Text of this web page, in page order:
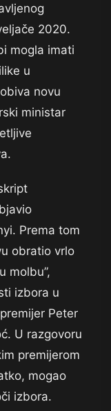
2020.
mogla imati
u
novu
ministar
Prema tom
obratio vrlo
molbu”,
izbora u
Peter
U razgovoru
premijerom
mogao
izbora.